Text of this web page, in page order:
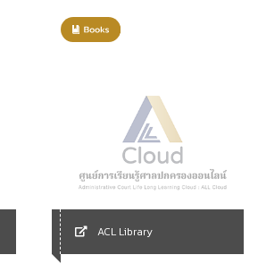
ACL Library